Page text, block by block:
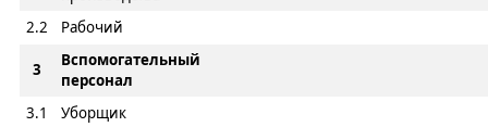
2.2
Рабочий
3
Вспомогательный
персонал
3.1
Уборщик